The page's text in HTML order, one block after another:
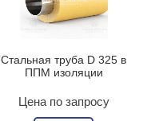
Стальная труба D 325 в
ППМ изоляции
Цена по запросу